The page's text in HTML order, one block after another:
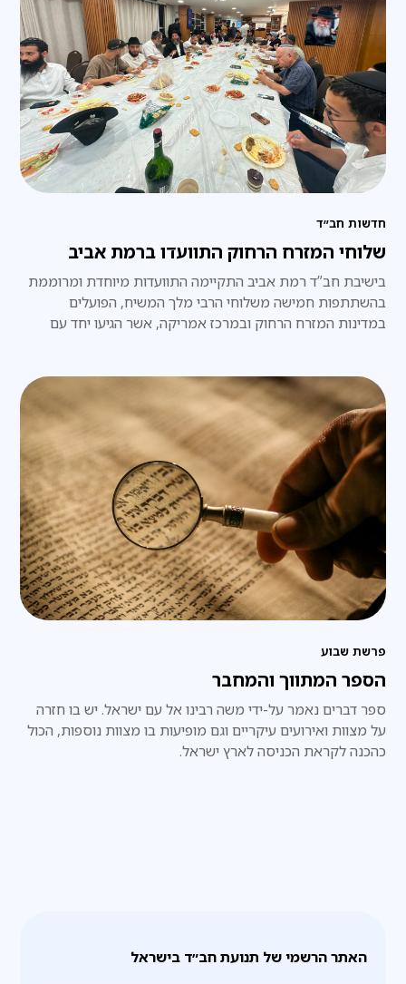
חדשות חב״ד
שלוחי המזרח הרחוק התוועדו ברמת אביב
בישיבת חב”ד רמת אביב התקיימה התוועדות מיוחדת ומרוממת
בהשתתפות חמישה משלוחי הרבי מלך המשיח, הפועלים
במדינות המזרח הרחוק ובמרכז אמריקה, אשר הגיעו יחד עם
פרשת שבוע
הספר המתווך והמחבר
ספר דברים נאמר על-ידי משה רבינו אל עם ישראל. יש בו חזרה
על מצוות ואירועים עיקריים וגם מופיעות בו מצוות נוספות, הכול
כהכנה לקראת הכניסה לארץ ישראל.
האתר הרשמי של תנועת חב״ד בישראל